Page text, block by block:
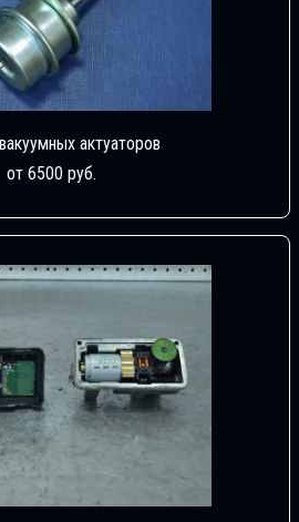
актуаторов
от 6500 руб.